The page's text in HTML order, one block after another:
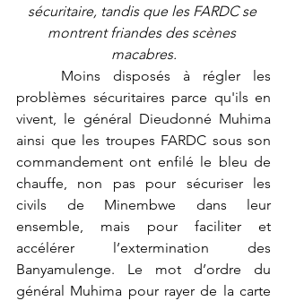
sécuritaire, tandis que les FARDC se
montrent friandes des scènes
macabres.
problèmes sécuritaires parce qu'ils en
vivent, le général Dieudonné Muhima
ainsi que les troupes FARDC sous son
commandement ont enfilé le bleu de
chauffe, non pas pour sécuriser les
civils de Minembwe dans leur
ensemble, mais pour faciliter et
accélérer l’extermination des
Banyamulenge. Le mot d’ordre du
général Muhima pour rayer de la carte